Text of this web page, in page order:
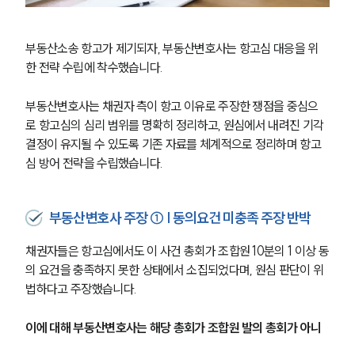
부동산소송 항고가 제기되자, 부동산변호사는 항고심 대응을 위
한 전략 수립에 착수했습니다.
부동산변호사는 채권자 측이 항고 이유로 주장한 쟁점을 중심으
로 항고심의 심리 범위를 명확히 정리하고, 원심에서 내려진 기각
결정이 유지될 수 있도록 기존 자료를 체계적으로 정리하며 항고
심 방어 전략을 수립했습니다.
부동산변호사 주장 ① | 동의요건 미충족 주장 반박
채권자들은 항고심에서도 이 사건 총회가 조합원 10분의 1 이상 동
의 요건을 충족하지 못한 상태에서 소집되었다며, 원심 판단이 위
법하다고 주장했습니다.
이에 대해 부동산변호사는 해당 총회가 조합원 발의 총회가 아니